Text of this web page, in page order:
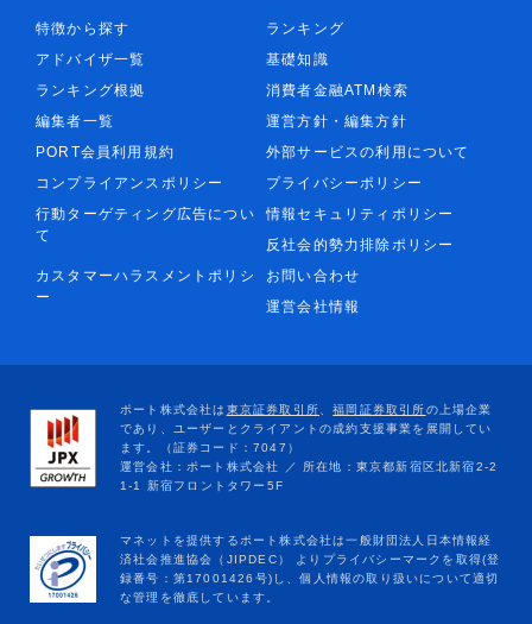
特徴から探す
ランキング
アドバイザ一覧
基礎知識
ランキング根拠
消費者金融ATM検索
編集者一覧
運営方針・編集方針
PORT会員利用規約
外部サービスの利用について
コンプライアンスポリシー
プライバシーポリシー
行動ターゲティング広告につい
て
情報セキュリティポリシー
反社会的勢力排除ポリシー
カスタマーハラスメントポリシ
ー
お問い合わせ
運営会社情報